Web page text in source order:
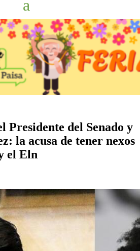
del Senado y
la acusa de tener nexos
el Eln